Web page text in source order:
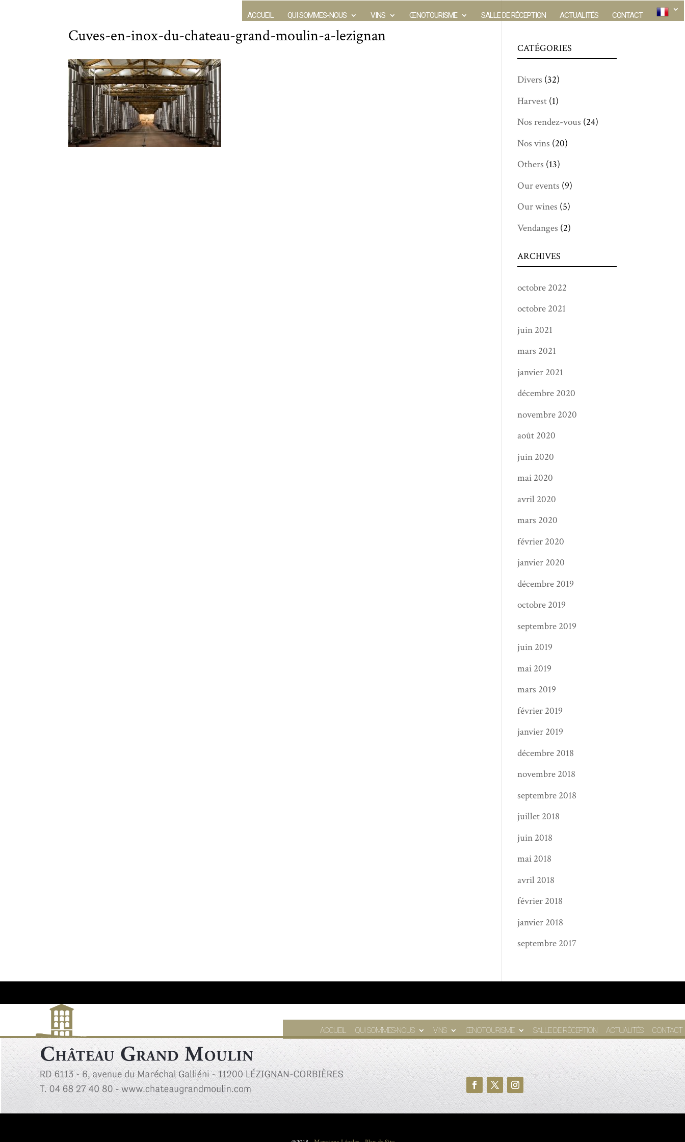
ACCUEIL QUI SOMMES-NOUS VINS ŒNOTOURISME SALLE DE RÉCEPTION ACTUALITÉS CONTACT
Cuves-en-inox-du-chateau-grand-moulin-a-lezignan
CATÉGORIES
Divers (32)
Harvest (1)
Nos rendez-vous (24)
Nos vins (20)
Others (13)
Our events (9)
Our wines (5)
Vendanges (2)
ARCHIVES
octobre 2022
octobre 2021
juin 2021
mars 2021
janvier 2021
décembre 2020
novembre 2020
août 2020
juin 2020
mai 2020
avril 2020
mars 2020
février 2020
janvier 2020
décembre 2019
octobre 2019
septembre 2019
juin 2019
mai 2019
mars 2019
février 2019
janvier 2019
décembre 2018
novembre 2018
septembre 2018
juillet 2018
juin 2018
mai 2018
avril 2018
février 2018
janvier 2018
septembre 2017
ACCUEIL QUI SOMMES-NOUS VINS ŒNOTOURISME SALLE DE RÉCEPTION ACTUALITÉS CONTACT